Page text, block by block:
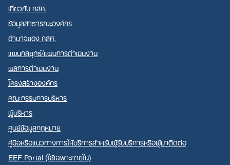
เกี่ยวกับ กสศ.
ข้อมูลสาธารณะองค์กร
อำนาจของ กสศ.
แผนกลยุทธ์/แผนการดำเนินงาน
ผลการดำเนินงาน
โครงสร้างองค์กร
คณะกรรมการบริหาร
ผู้บริหาร
ศูนย์ข้อมูลกฎหมาย
คู่มือหรือแนวทางการให้บริการสำหรับผู้รับบริการหรือผู้มาติดต่อ
EEF Portal (ใช้เฉพาะภายใน)